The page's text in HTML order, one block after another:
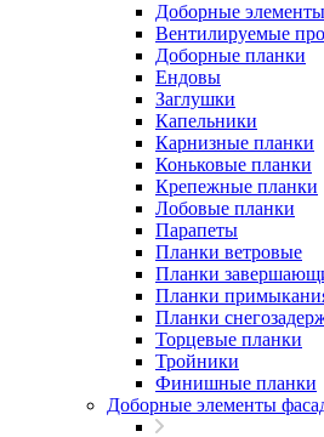
Доборные
Вентилируемые
Доборные планки
Ендовы
Заглушки
Капельники
Карнизные планки
Коньковые планки
Крепежные планки
Лобовые планки
Парапеты
Планки ветровые
Планки
Планки
Планки
Торцевые планки
Тройники
Финишные планки
Доборные элементы